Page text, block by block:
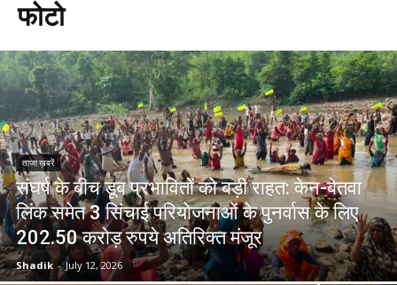
फोटो
ताजा ख़बरें
संघर्ष के बीच डूब प्रभावितों को बड़ी राहत: केन-बेतवा
लिंक समेत 3 सिंचाई परियोजनाओं के पुनर्वास के लिए
202.50 करोड़ रुपये अतिरिक्त मंजूर
Shadik - July 12, 2026